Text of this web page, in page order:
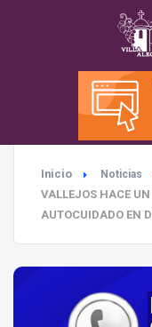
Inicio Noticias
VALLEJOS HACE
AUTOCUIDADO EN